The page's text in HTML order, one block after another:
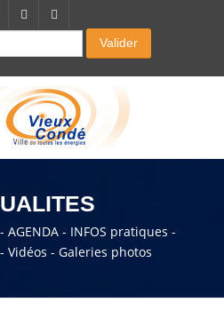
Valider
à domicile
seniors
- INFOS pratiques -
Vidéos - Galeries photos